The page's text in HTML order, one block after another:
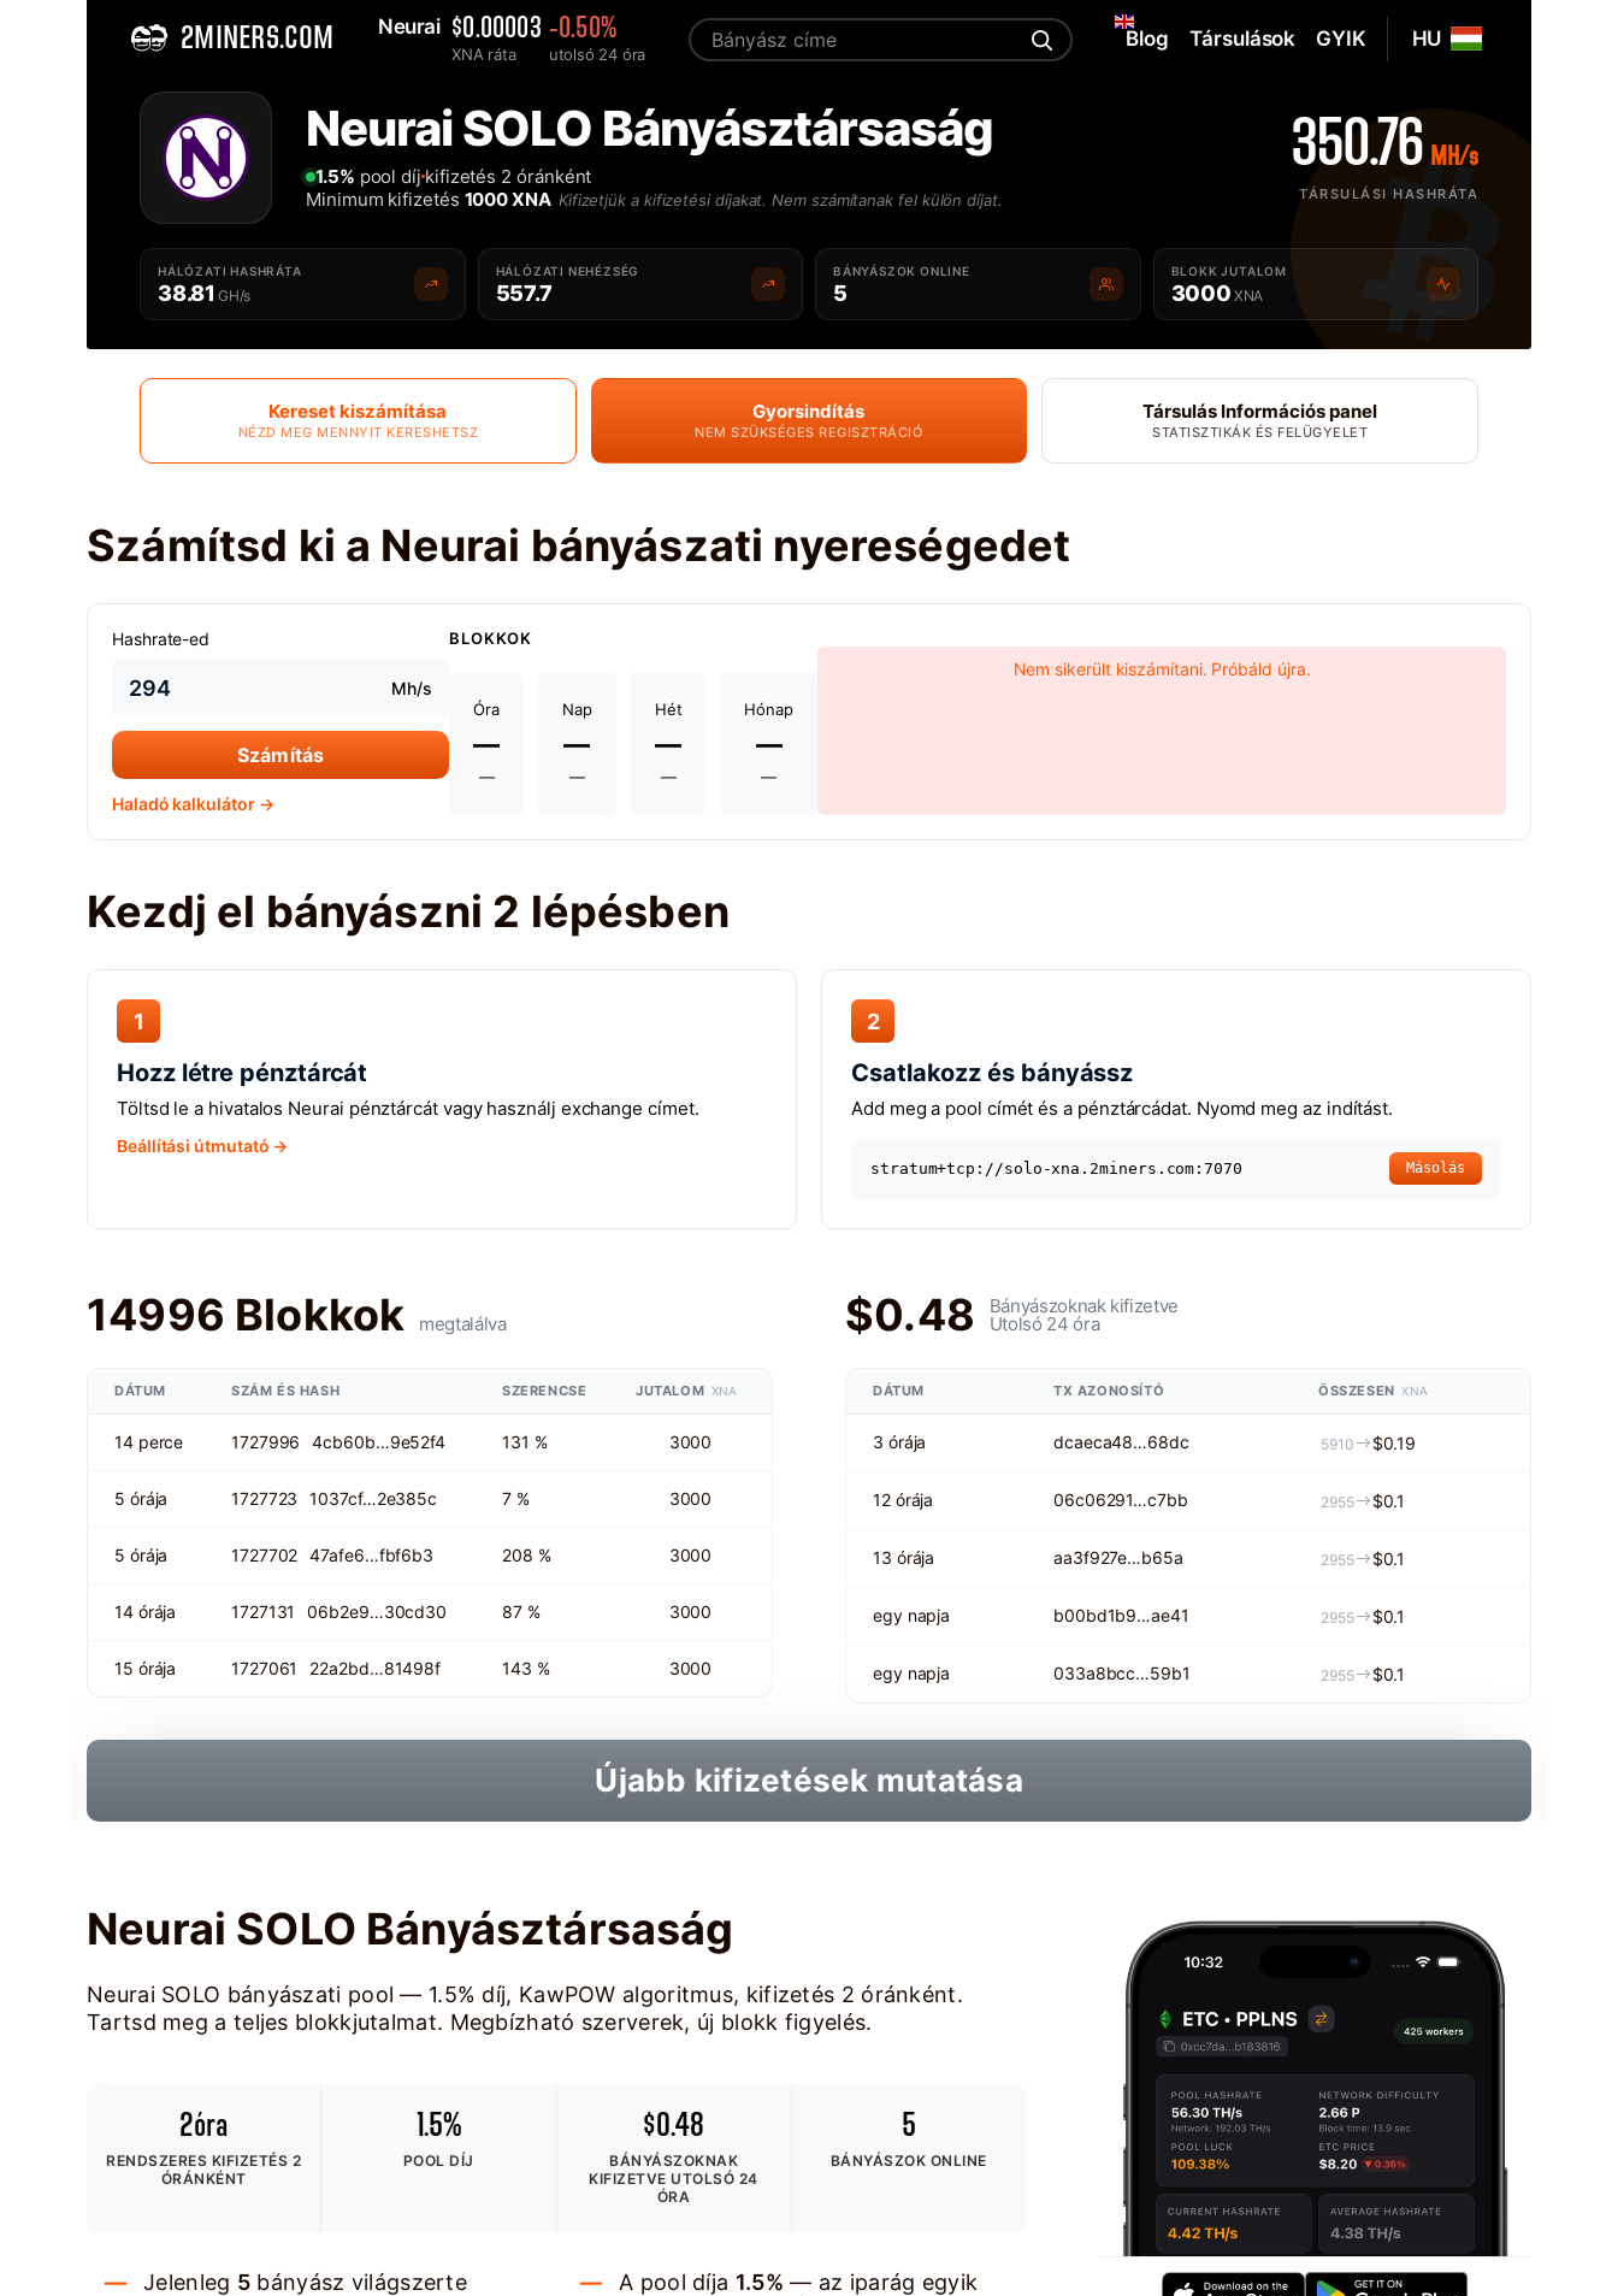
2MINERS.COM Neurai $0.00003
XNA ráta
-0.50%
utolsó 24 óra
HU
Blog Társulások GYIK
Solo Neurai XNA Bányásztársulás - 2MinersNeurai SOLO Bányásztársaság
1.5% pool díj kifizetés 2 óránként
Minimum kifizetés 1000 XNA Kifizetjük a kifizetési díjakat. Nem számítanak fel külön díjat.
350.76 MH/s
TÁRSULÁSI HASHRÁTA
HÁLÓZATI HASHRÁTA
38.81 GH/s
HÁLÓZATI NEHÉZSÉG
557.7
BÁNYÁSZOK ONLINE
5
BLOKK JUTALOM
3000 XNA
Kereset kiszámítása
NÉZD MEG MENNYIT KERESHETSZ
Gyorsindítás
NEM SZÜKSÉGES REGISZTRÁCIÓ
Társulás Információs panel
STATISZTIKÁK ÉS FELÜGYELET
Számítsd ki a Neurai bányászati nyereségedet
Hashrate-ed
Mh/s
Számítás
Haladó kalkulátor →
BLOKKOK
Óra
—
—
Nap
—
—
Hét
—
—
Hónap
—
—
Nem sikerült kiszámítani. Próbáld újra.
Kezdj el bányászni 2 lépésben
1
Hozz létre pénztárcát
Töltsd le a hivatalos Neurai pénztárcát vagy használj exchange címet.
Beállítási útmutató →
2
Csatlakozz és bányássz
Add meg a pool címét és a pénztárcádat. Nyomd meg az indítást.
stratum+tcp://solo-xna.2miners.com:7070 Másolás
14996 Blokkok megtalálva
DÁTUM SZÁM ÉS HASH SZERENCSE JUTALOM XNA
14 perce 1727996 4cb60b…9e52f4 131 % 3000
5 órája 1727723 1037cf…2e385c 7 % 3000
5 órája 1727702 47afe6…fbf6b3 208 % 3000
14 órája 1727131 06b2e9…30cd30 87 % 3000
15 órája 1727061 22a2bd…81498f 143 % 3000
$0.48 Bányászoknak kifizetve
Utolsó 24 óra
DÁTUM TX AZONOSÍTÓ ÖSSZESEN XNA
3 órája dcaeca48…68dc 5910 $0.19
12 órája 06c06291…c7bb 2955 $0.1
13 órája aa3f927e…b65a 2955 $0.1
egy napja b00bd1b9…ae41 2955 $0.1
egy napja 033a8bcc…59b1 2955 $0.1
Újabb kifizetések mutatása
Neurai SOLO Bányásztársaság
Neurai SOLO bányászati pool — 1.5% díj, KawPOW algoritmus, kifizetés 2 óránként.
Tartsd meg a teljes blokkjutalmat. Megbízható szerverek, új blokk figyelés.
2óra
RENDSZERES KIFIZETÉS 2
ÓRÁNKÉNT
1.5%
POOL DÍJ
$0.48
BÁNYÁSZOKNAK
KIFIZETVEUTOLSÓ 24
ÓRA
5
BÁNYÁSZOK ONLINE
Jelenleg 5 bányász világszerte
A pool díja 1.5% — az iparág egyik